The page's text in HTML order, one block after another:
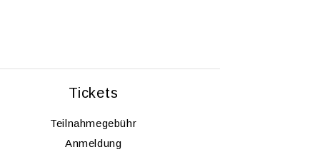
Ti­ckets
Teil­nah­me­ge­bühr
An­mel­dung